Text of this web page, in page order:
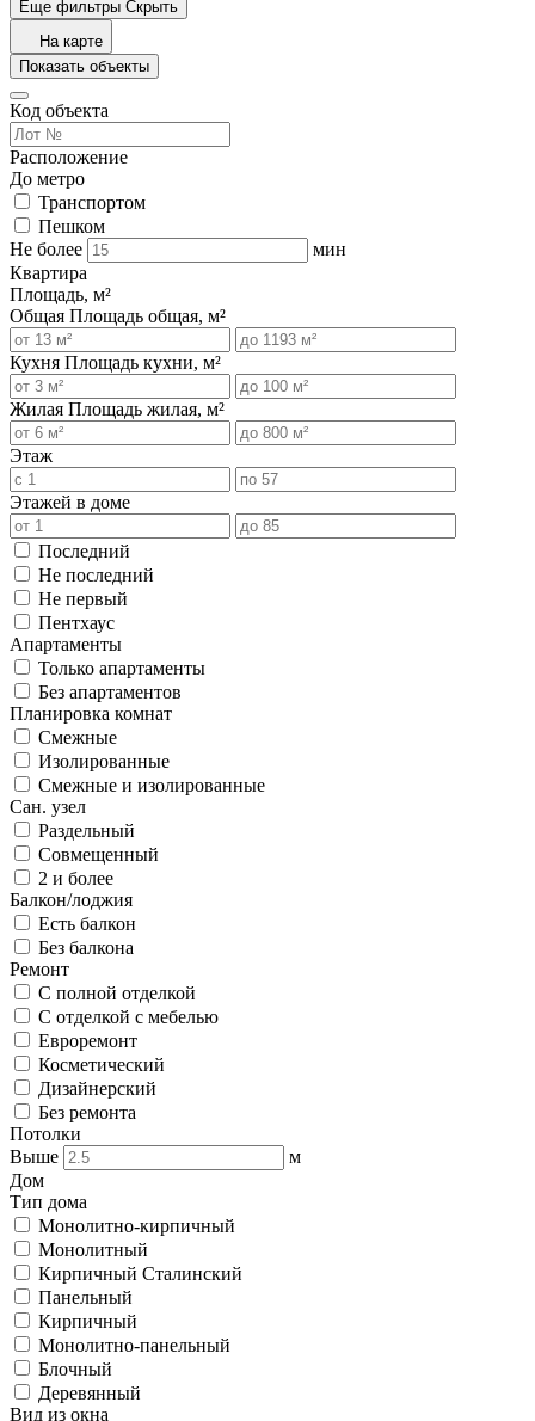
Еще фильтры Скрыть
На карте
Показать объекты
Код объекта
Расположение
До метро
Транспортом
Пешком
Не более
мин
Квартира
Площадь, м²
Общая Площадь общая, м²
Кухня Площадь кухни, м²
Жилая Площадь жилая, м²
Этаж
Этажей в доме
Последний
Не последний
Не первый
Пентхаус
Апартаменты
Только апартаменты
Без апартаментов
Планировка комнат
Смежные
Изолированные
Смежные и изолированные
Сан. узел
Раздельный
Совмещенный
2 и более
Балкон/лоджия
Есть балкон
Без балкона
Ремонт
С полной отделкой
С отделкой с мебелью
Евроремонт
Косметический
Дизайнерский
Без ремонта
Потолки
Выше
м
Дом
Тип дома
Монолитно-кирпичный
Монолитный
Кирпичный Сталинский
Панельный
Кирпичный
Монолитно-панельный
Блочный
Деревянный
Вид из окна